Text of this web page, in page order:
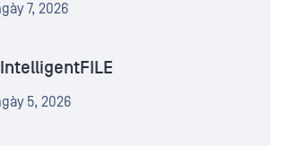
7, 2026
5, 2026